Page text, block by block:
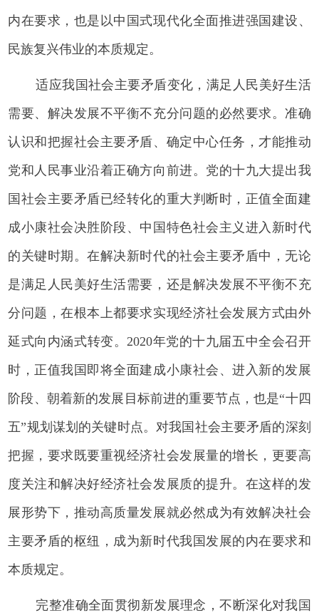
内在要求，也是以中国式现代化全面推进强国建设、
民族复兴伟业的本质规定。
适应我国社会主要矛盾变化，满足人民美好生活
需要、解决发展不平衡不充分问题的必然要求。准确
认识和把握社会主要矛盾、确定中心任务，才能推动
党和人民事业沿着正确方向前进。党的十九大提出我
国社会主要矛盾已经转化的重大判断时，正值全面建
成小康社会决胜阶段、中国特色社会主义进入新时代
的关键时期。在解决新时代的社会主要矛盾中，无论
是满足人民美好生活需要，还是解决发展不平衡不充
分问题，在根本上都要求实现经济社会发展方式由外
延式向内涵式转变。2020年党的十九届五中全会召开
时，正值我国即将全面建成小康社会、进入新的发展
阶段、朝着新的发展目标前进的重要节点，也是“十四
五”规划谋划的关键时点。对我国社会主要矛盾的深刻
把握，要求既要重视经济社会发展量的增长，更要高
度关注和解决好经济社会发展质的提升。在这样的发
展形势下，推动高质量发展就必然成为有效解决社会
主要矛盾的枢纽，成为新时代我国发展的内在要求和
本质规定。
完整准确全面贯彻新发展理念，不断深化对我国